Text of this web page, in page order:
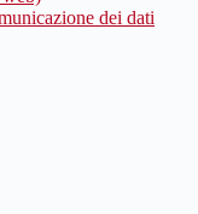
dei dati